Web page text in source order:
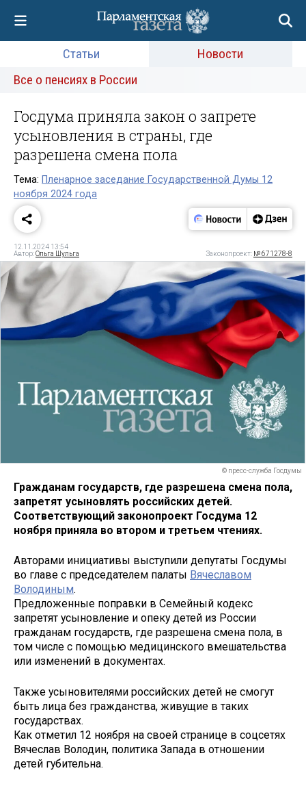
Статьи
Новости
Все о пенсиях в России
Госдума приняла закон о запрете
усыновления в страны, где
разрешена смена пола
Тема: Пленарное заседание Государственной Думы 12
ноября 2024 года
12.11.2024 13:54
Автор:Ольга Шульга Законопроект: № 671278-8
© пресс-служба Госдумы
Гражданам государств, где разрешена смена пола,
запретят усыновлять российских детей.
Соответствующий законопроект Госдума 12
ноября приняла во втором и третьем чтениях.
Авторами инициативы выступили депутаты Госдумы
во главе с председателем палаты Вячеславом
Володиным.
Предложенные поправки в Семейный кодекс
запретят усыновление и опеку детей из России
гражданам государств, где разрешена смена пола, в
том числе с помощью медицинского вмешательства
или изменений в документах.
Также усыновителями российских детей не смогут
быть лица без гражданства, живущие в таких
государствах.
Как отметил 12 ноября на своей странице в соцсетях
Вячеслав Володин, политика Запада в отношении
детей губительна.